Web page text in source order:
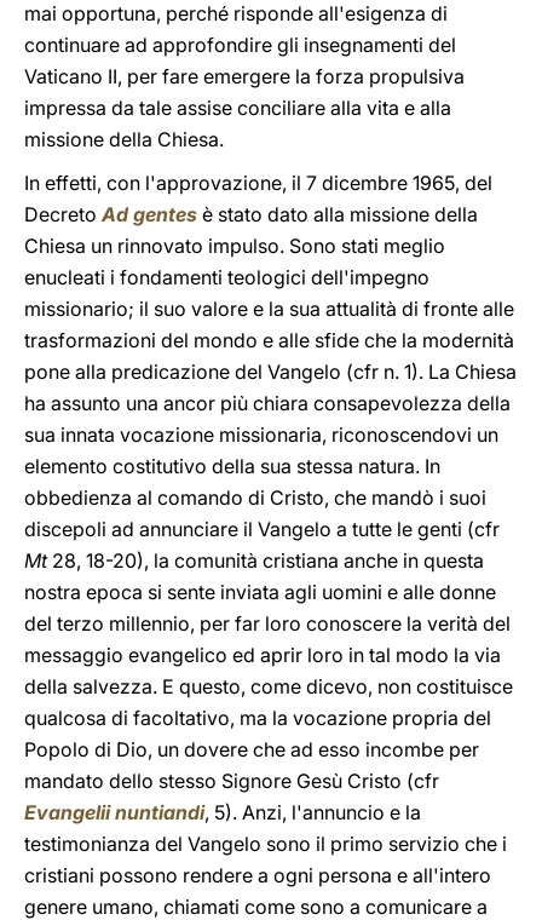
mai opportuna, perché risponde all'esigenza di
continuare ad approfondire gli insegnamenti del
Vaticano II, per fare emergere la forza propulsiva
impressa da tale assise conciliare alla vita e alla
missione della Chiesa.
In effetti, con l'approvazione, il 7 dicembre 1965, del
DecretoAd gentes è stato dato alla missione della
Chiesa un rinnovato impulso. Sono stati meglio
enucleati i fondamenti teologici dell'impegno
missionario; il suo valore e la sua attualità di fronte alle
trasformazioni del mondo e alle sfide che la modernità
pone alla predicazione del Vangelo (cfr n. 1). La Chiesa
ha assunto una ancor più chiara consapevolezza della
sua innata vocazione missionaria, riconoscendovi un
elemento costitutivo della sua stessa natura. In
obbedienza al comando di Cristo, che mandò i suoi
discepoli ad annunciare il Vangelo a tutte le genti (cfr
Mt28, 18-20), la comunità cristiana anche in questa
nostra epoca si sente inviata agli uomini e alle donne
del terzo millennio, per far loro conoscere la verità del
messaggio evangelico ed aprir loro in tal modo la via
della salvezza. E questo, come dicevo, non costituisce
qualcosa di facoltativo, ma la vocazione propria del
Popolo di Dio, un dovere che ad esso incombe per
mandato dello stesso Signore Gesù Cristo (cfr
Evangelii nuntiandi, 5). Anzi, l'annuncio e la
testimonianza del Vangelo sono il primo servizio che i
cristiani possono rendere a ogni persona e all'intero
genere umano, chiamati come sono a comunicare a